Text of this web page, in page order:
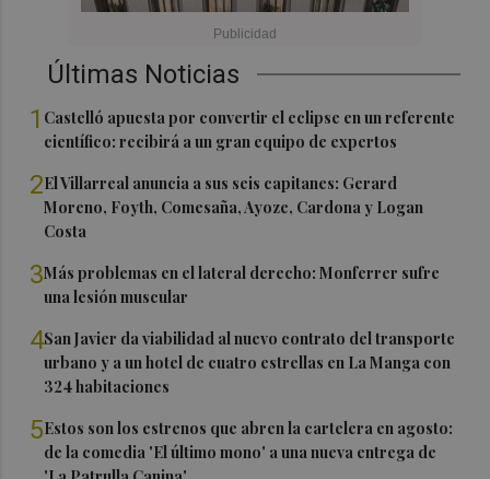
Últimas Noticias
1 Castelló apuesta por convertir el eclipse en un referente
científico: recibirá a un gran equipo de expertos
2El Villarreal anuncia a sus seis capitanes: Gerard
Moreno, Foyth, Comesaña, Ayoze, Cardona y Logan
Costa
3Más problemas en el lateral derecho: Monferrer sufre
una lesión muscular
4San Javier da viabilidad al nuevo contrato del transporte
urbano y a un hotel de cuatro estrellas en La Manga con
324 habitaciones
5Estos son los estrenos que abren la cartelera en agosto:
de la comedia 'El último mono' a una nueva entrega de